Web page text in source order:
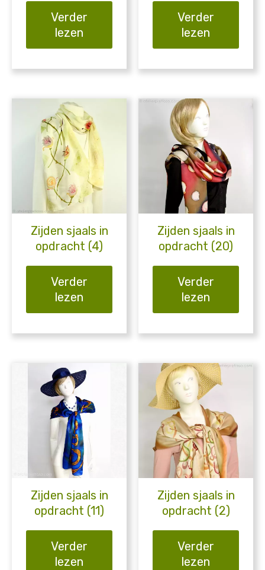
Verder
lezen
Verder
lezen
Zijden sjaals in
opdracht (4)
Verder
lezen
Zijden sjaals in
opdracht (20)
Verder
lezen
Zijden sjaals in
opdracht (11)
Verder
lezen
Zijden sjaals in
opdracht (2)
Verder
lezen